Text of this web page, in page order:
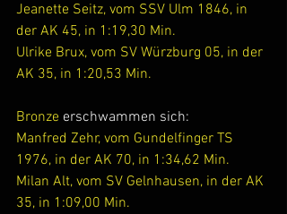
Jeanette Seitz, vom SSV Ulm 1846, in
der AK 45, in 1:19,30 Min.
Ulrike Brux, vom SV Würzburg 05, in der
AK 35, in 1:20,53 Min.
Bronze erschwammen sich:
Manfred Zehr, vom Gundelfinger TS
1976, in der AK 70, in 1:34,62 Min.
Milan Alt, vom SV Gelnhausen, in der AK
35, in 1:09,00 Min.